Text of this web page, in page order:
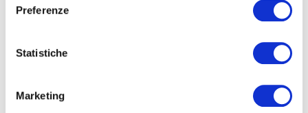
Preferenze
Statistiche
Marketing
e-Mail*
consenso al trattamento dati per finalità B), attività
di marketing diretto dell'